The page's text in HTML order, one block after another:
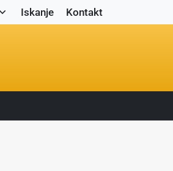
Iskanje Kontakt